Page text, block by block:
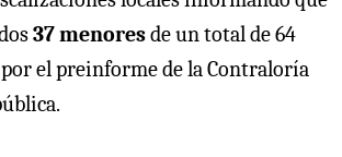
37 menoresde un total de 64
el preinforme de la Contraloría